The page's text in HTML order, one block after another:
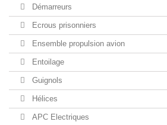
Démarreurs
Ecrous prisonniers
Ensemble propulsion avion
Entoilage
Guignols
Hélices
APC Electriques